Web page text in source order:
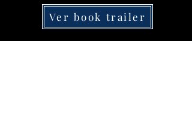
Ver book trailer